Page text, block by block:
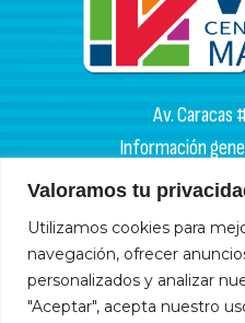
Valoramos tu
Utilizamos cookies para
navegación, ofrecer
personalizados y analizar
"Aceptar", acepta nuestro
Av.
Información
PQR:
HORARIOS
Miércoles y
Lunes, martes, jueves y